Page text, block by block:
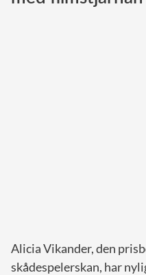
Alicia Vikander, den
skådespelerskan, har